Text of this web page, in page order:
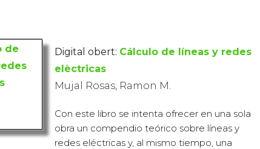
Digital obert: Cálculo de líneas y redes
elèctricas
Mujal Rosas, Ramon M.
Con este libro se intenta ofrecer en una sola
obra un compendio teórico sobre líneas y
redes eléctricas y, al mismo tiempo, una